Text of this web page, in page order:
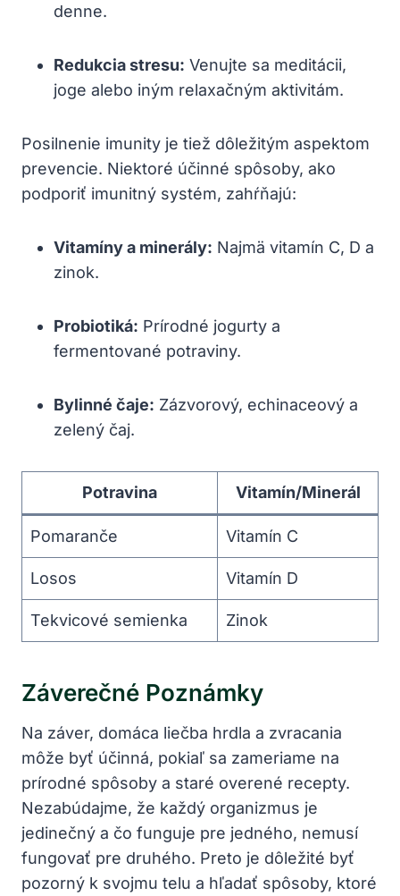
denne.
Redukcia stresu: Venujte sa meditácii,
joge alebo iným relaxačným aktivitám.
Posilnenie imunity je tiež dôležitým aspektom
prevencie. Niektoré účinné spôsoby, ako
podporiť imunitný systém, zahŕňajú:
Vitamíny a minerály: Najmä vitamín C, D a
zinok.
Probiotiká: Prírodné jogurty a
fermentované potraviny.
Bylinné čaje: Zázvorový, echinaceový a
zelený čaj.
Potravina Vitamín/Minerál
Pomaranče Vitamín C
Losos Vitamín D
Tekvicové semienka Zinok
Záverečné Poznámky
Na záver, domáca liečba hrdla a zvracania
môže byť účinná, pokiaľ sa zameriame na
prírodné spôsoby a staré overené recepty.
Nezabúdajme, že každý organizmus je
jedinečný a čo funguje pre jedného, nemusí
fungovať pre druhého. Preto je dôležité byť
pozorný k svojmu telu a hľadať spôsoby, ktoré